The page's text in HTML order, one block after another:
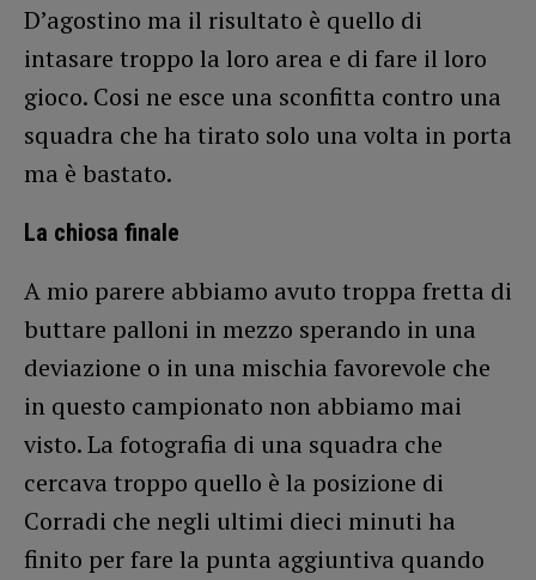
D’agostino ma il risultato è quello di
intasare troppo la loro area e di fare il loro
gioco. Cosi ne esce una sconfitta contro una
squadra che ha tirato solo una volta in porta
ma è bastato.
La chiosa finale
A mio parere abbiamo avuto troppa fretta di
buttare palloni in mezzo sperando in una
deviazione o in una mischia favorevole che
in questo campionato non abbiamo mai
visto. La fotografia di una squadra che
cercava troppo quello è la posizione di
Corradi che negli ultimi dieci minuti ha
finito per fare la punta aggiuntiva quando